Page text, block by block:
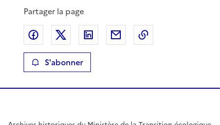
Partager la page
Partager sur Facebook
Partager sur XPartager sur LinkedIn
Partager par email
S'abonner